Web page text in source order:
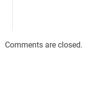
Comments are closed.